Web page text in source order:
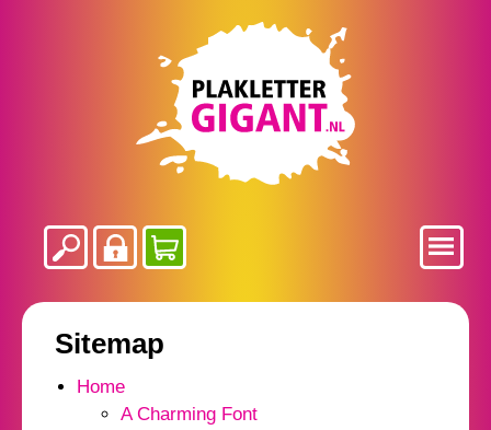
Sitemap
Home
A Charming Font